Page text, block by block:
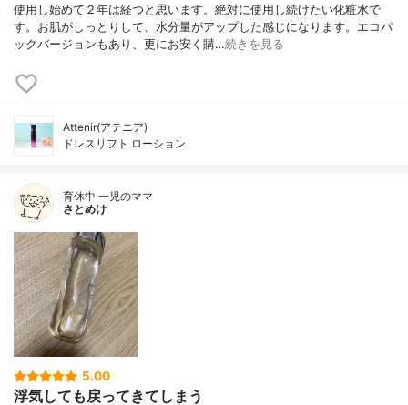
使用し始めて２年は経つと思います。絶対に使用し続けたい化粧水で
す。お肌がしっとりして、水分量がアップした感じになります。エコパ
ックバージョンもあり、更にお安く購…続きを見る
Attenir(アテニア)
ドレスリフト ローション
育休中 一児のママ
さとめけ
5.00
浮気しても戻ってきてしまう